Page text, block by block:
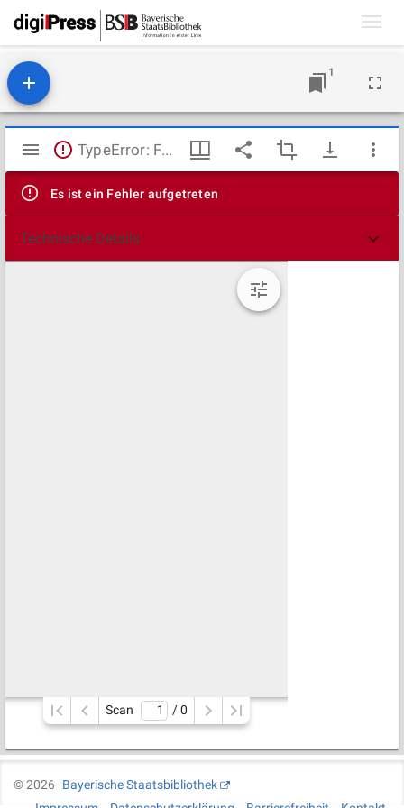
1
Mirador
Viewer
TypeError: Failed to fetch
Es ist ein Fehler aufgetreten
Technische Details
Scan / 0
©2026
Bayerische Staatsbibliothek